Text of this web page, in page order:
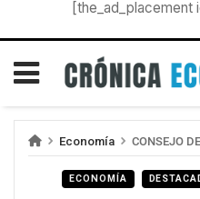
Economía CONSEJO DE
ECONOMÍA